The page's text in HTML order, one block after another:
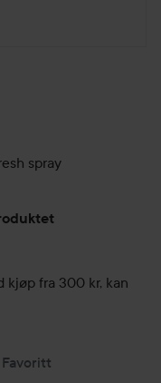
spray
fra 300 kr, kan
Favoritt